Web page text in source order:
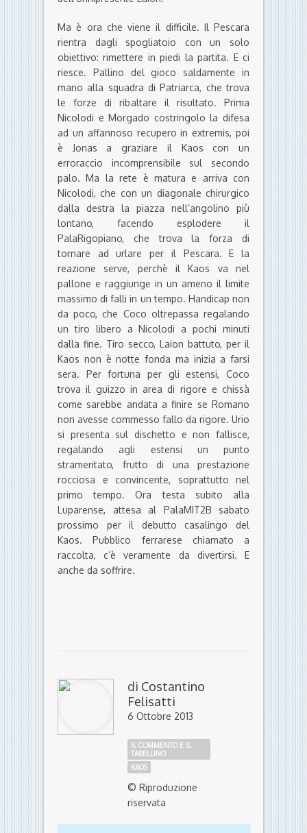
Ma è ora che viene il difficile. Il Pescara
rientra dagli spogliatoio con un solo
obiettivo: rimettere in piedi la partita. E ci
riesce. Pallino del gioco saldamente in
mano alla squadra di Patriarca, che trova
le forze di ribaltare il risultato. Prima
Nicolodi e Morgado costringolo la difesa
ad un affannoso recupero in extremis, poi
è Jonas a graziare il Kaos con un
erroraccio incomprensibile sul secondo
palo. Ma la rete è matura e arriva con
Nicolodi, che con un diagonale chirurgico
dalla destra la piazza nell’angolino più
lontano, facendo esplodere il
PalaRigopiano, che trova la forza di
tornare ad urlare per il Pescara. E la
reazione serve, perchè il Kaos va nel
pallone e raggiunge in un ameno il limite
massimo di falli in un tempo. Handicap non
da poco, che Coco oltrepassa regalando
un tiro libero a Nicolodi a pochi minuti
dalla fine. Tiro secco, Laion battuto, per il
Kaos non è notte fonda ma inizia a farsi
sera. Per fortuna per gli estensi, Coco
trova il guizzo in area di rigore e chissà
come sarebbe andata a finire se Romano
non avesse commesso fallo da rigore. Urio
si presenta sul dischetto e non fallisce,
regalando agli estensi un punto
strameritato, frutto di una prestazione
rocciosa e convincente, soprattutto nel
primo tempo. Ora testa subito alla
Luparense, attesa al PalaMIT2B sabato
prossimo per il debutto casalingo del
Kaos. Pubblico ferrarese chiamato a
raccolta, c’è veramente da divertirsi. E
anche da soffrire.
di Costantino
Felisatti
6 Ottobre 2013
IL COMMENTO E IL
TABELLINO
KAOS
© Riproduzione
riservata